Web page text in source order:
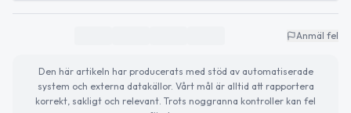
Anmäl fel
Den här artikeln har producerats med stöd av automatiserade
system och externa datakällor. Vårt mål är alltid att rapportera
korrekt, sakligt och relevant. Trots noggranna kontroller kan fel